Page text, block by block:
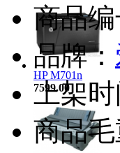
HP M701n
7599.00
商品
品牌：
上架时
商品